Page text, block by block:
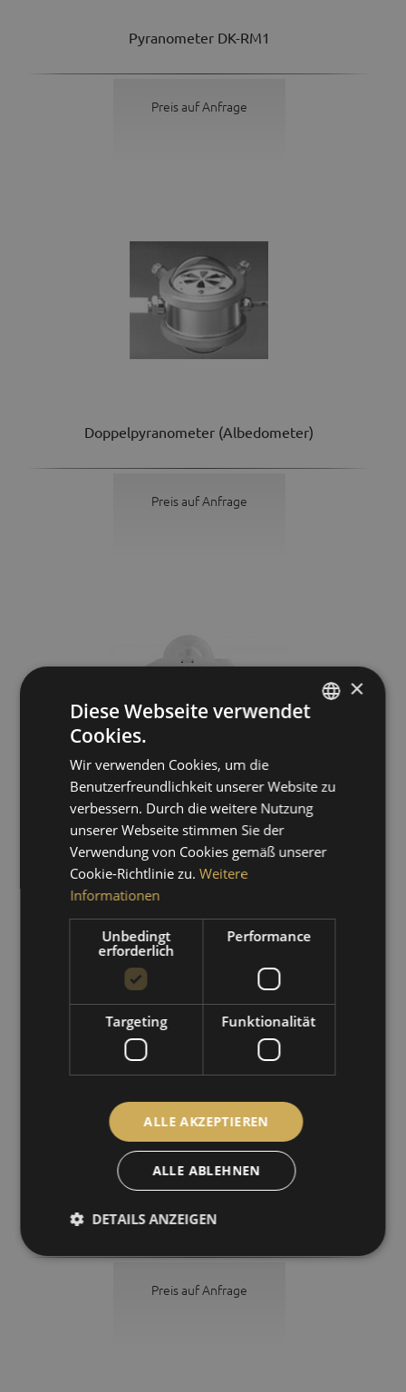
Pyranometer DK-RM1
Preis auf Anfrage
Doppelpyranometer (Albedometer)
Preis auf Anfrage
Albedometer CMA6
Preis auf Anfrage
Messwertgeber für Sonnenscheindauer CSD3
Preis auf Anfrage
×
Diese Webseite verwendet
Cookies.
Wir verwenden Cookies, um die
Benutzerfreundlichkeit unserer Website zu
verbessern. Durch die weitere Nutzung
unserer Webseite stimmen Sie der
Verwendung von Cookies gemäß unserer
Cookie-Richtlinie zu. Weitere
Informationen
Unbedingt
erforderlich
Performance
Targeting Funktionalität
ALLE AKZEPTIEREN
ALLE ABLEHNEN
DETAILS ANZEIGEN